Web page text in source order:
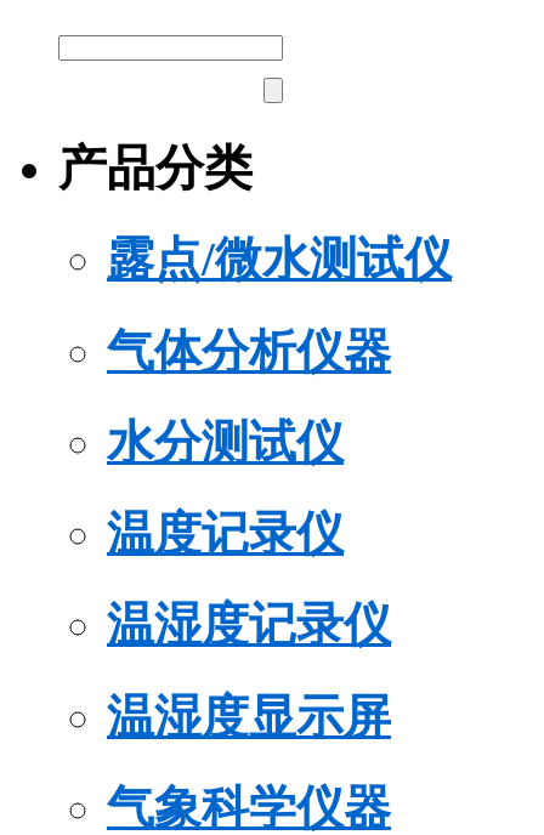
产品分类
露点/微水测试仪
气体分析仪器
水分测试仪
温度记录仪
温湿度记录仪
温湿度显示屏
气象科学仪器